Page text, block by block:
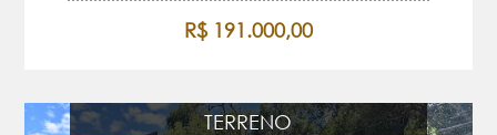
R$ 191.000,00
TERRENO